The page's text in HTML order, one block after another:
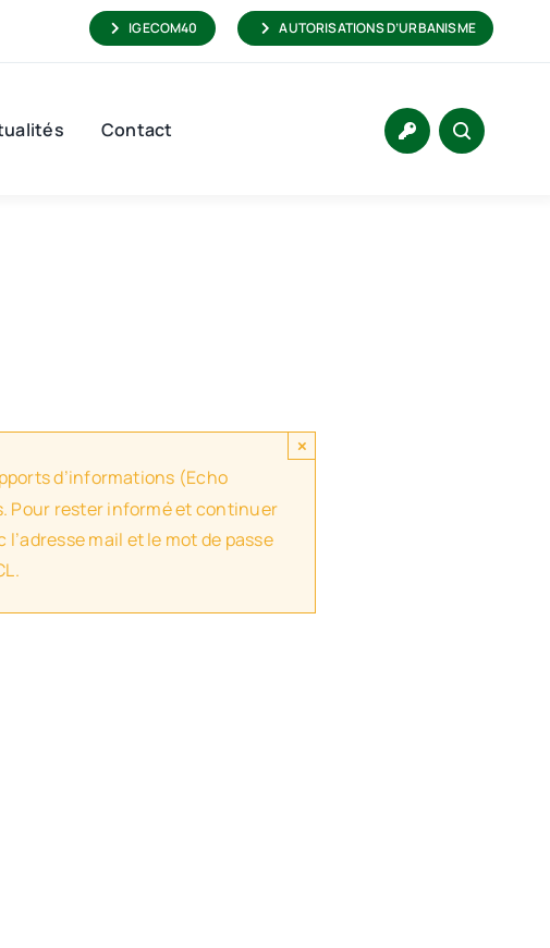
IGECOM40 AUTORISATIONS D’URBANISME
Contact
d’informations (Echo
Pour rester informé et continuer
mail et le mot de passe
×